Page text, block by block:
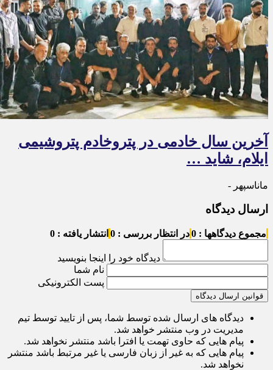
آخرین سال خادمی در پتروخادم پتروشیمی
ایلام، شاید …
ماناسپهر -
ارسال دیدگاه
مجموع دیدگاهها : 0 در انتظار بررسی : 0 انتشار یافته : 0
دیدگاه خود را اینجا بنویسید
نام شما
پست الکترونیکی
قوانین ارسال دیدگاه
دیدگاه های ارسال شده توسط شما، پس از تایید توسط تیم
مدیریت در وب منتشر خواهد شد.
پیام هایی که حاوی تهمت یا افترا باشد منتشر نخواهد شد.
پیام هایی که به غیر از زبان فارسی یا غیر مرتبط باشد منتشر
نخواهد شد.